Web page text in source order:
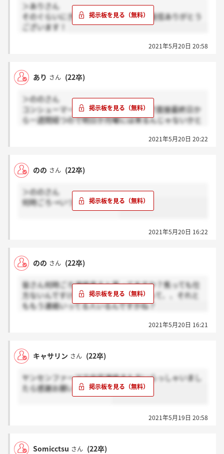
＞ありさん
そのぐらいにきて欲しいですよね、、返信ありがとう
ございます！
2021年5月20日 20:58
あり さん (22卒)
＞ののさん
コンシューマーに限って言うと、明日で面接最終日か
ら一週間経つので明日か月曜には来るんじゃないかと
2021年5月20日 20:22
のの さん (22卒)
＞ののさん
何時ごろ→いつごろ です。
2021年5月20日 16:22
のの さん (22卒)
皆さん何時ごろ連絡来ると思ってますか？焦っても仕
方ないんですけど、ソワソワしてしまって、、それと
ももう連絡いってる人いるんですかね？
2021年5月20日 16:21
キャサリン さん (22卒)
ヤンセンファーマで内定連絡きた方いらっしゃいまし
たら感謝お願いします、。
2021年5月19日 20:58
Somicctsu さん (22卒)